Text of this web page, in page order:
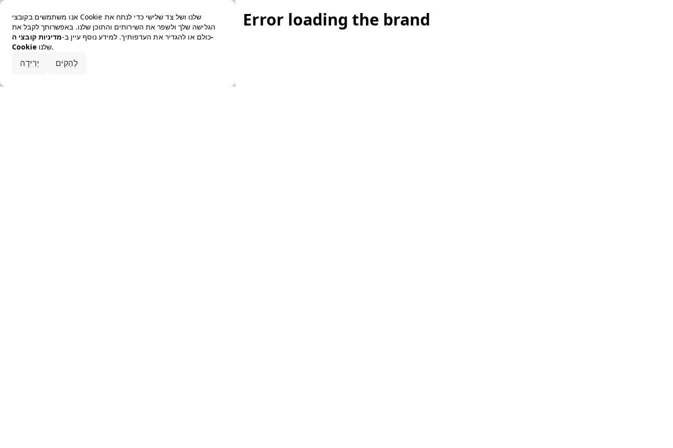
אנו משתמשים בקובצי Cookie שלנו ושל צד שלישי כדי לנתח את
הגלישה שלך ולשפר את השירותים והתוכן שלנו. באפשרותך לקבל את
כולם או להגדיר את העדפותיך. למידע נוסף עיין ב-מדיניות קובצי ה-
Cookie
שלנו.
יְרִידָה לְהַקִים
Error loading the brand